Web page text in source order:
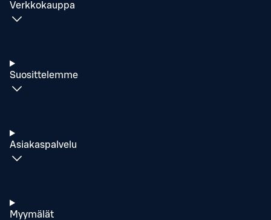
Verkkokauppa
Suosittelemme
Asiakaspalvelu
Myymälät